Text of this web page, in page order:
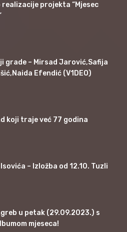
projekta “Mjesec
grade – Mirsad Jarović,Safija
Efendić (V1DEO)
koji traje već 77 godina
– Izložba od 12.10. Tuzli
u petak (29.09.2023.) s
mjeseca!